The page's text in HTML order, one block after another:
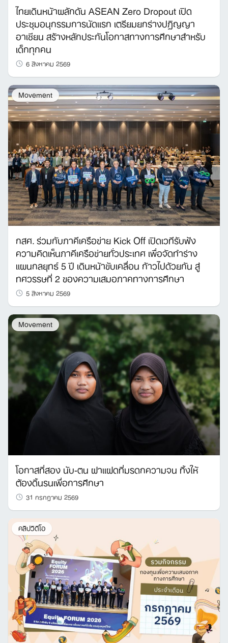
Search
for:
ไทยเดินหน้าผลักดัน ASEAN Zero Dropout เปิด
ประชุมอนุกรรมการนัดแรก เตรียมยกร่างปฏิญญา
อาเซียน สร้างหลักประกันโอกาสทางการศึกษาสำหรับ
เด็กทุกคน
6 สิงหาคม 2569
Movement
กสศ. ร่วมกับภาคีเครือข่าย Kick Off เปิดเวทีรับฟัง
ความคิดเห็นภาคีเครือข่ายทั่วประเทศ เพื่อจัดทำร่าง
แผนกลยุทธ์ 5 ปี เดินหน้าขับเคลื่อน ก้าวไปด้วยกัน สู่
ทศวรรษที่ 2 ของความเสมอภาคทางการศึกษา
5 สิงหาคม 2569
Movement
โอกาสที่สอง นับ-ตน ฝาแฝดที่มรดกความจน ทิ้งให้
ต้องดิ้นรนเพื่อการศึกษา
31 กรกฎาคม 2569
คลิปวิดีโอ